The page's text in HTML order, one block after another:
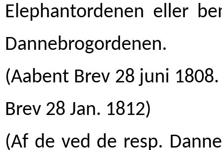
Elephantordenen eller
Dannebrogordenen.
(Aabent Brev 28 juni
Brev 28 Jan. 1812)
(Af de ved de resp.